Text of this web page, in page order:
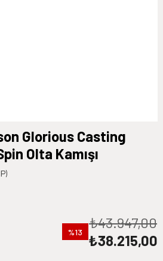
Glorious Casting
Olta Kamışı
₺43.947,00
₺38.215,00
13